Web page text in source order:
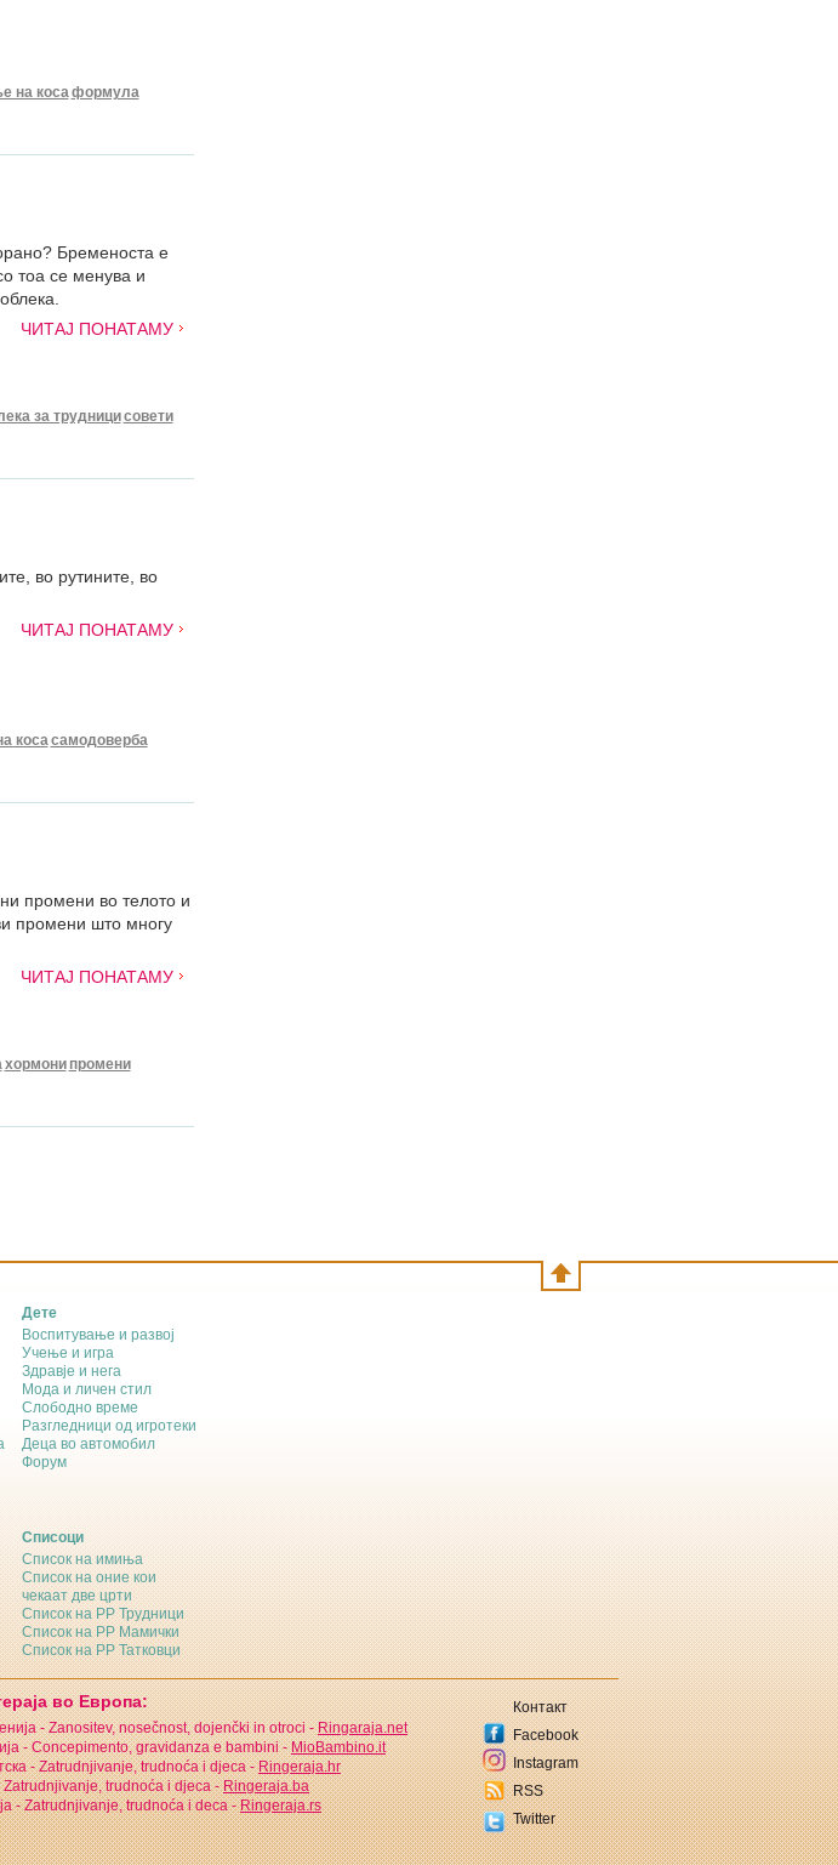
на косаформула
Бременоста е
тоа се менува и
ЧИТАЈ ПОНАТАМУ
за трудницисовети
во рутините, во
ЧИТАЈ ПОНАТАМУ
косасамодоверба
промени во телото и
промени што многу
ЧИТАЈ ПОНАТАМУ
хормони промени
Дете
Воспитување и развој
Учење и игра
Здравје и нега
Мода и личен стил
Слободно време
Разгледници од игротеки
Деца во автомобил
Форум
Списоци
Список на имиња
Список на оние кои
чекаат две црти
Список на РР Трудници
Список на РР Мамички
Список на РР Татковци
во Европа:
- Zanositev, nosečnost, dojenčki in otroci -Ringaraja.net
- Concepimento, gravidanza e bambini -MioBambino.it
- Zatrudnjivanje, trudnoća i djeca -Ringeraja.hr
trudnoća i djeca -Ringeraja.ba
- Zatrudnjivanje, trudnoća i deca -Ringeraja.rs
Контакт
Facebook
Instagram
RSS
Twitter